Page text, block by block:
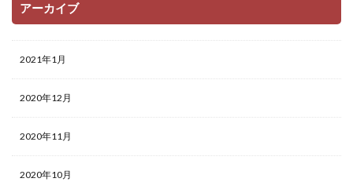
アーカイブ
2021年1月
2020年12月
2020年11月
2020年10月